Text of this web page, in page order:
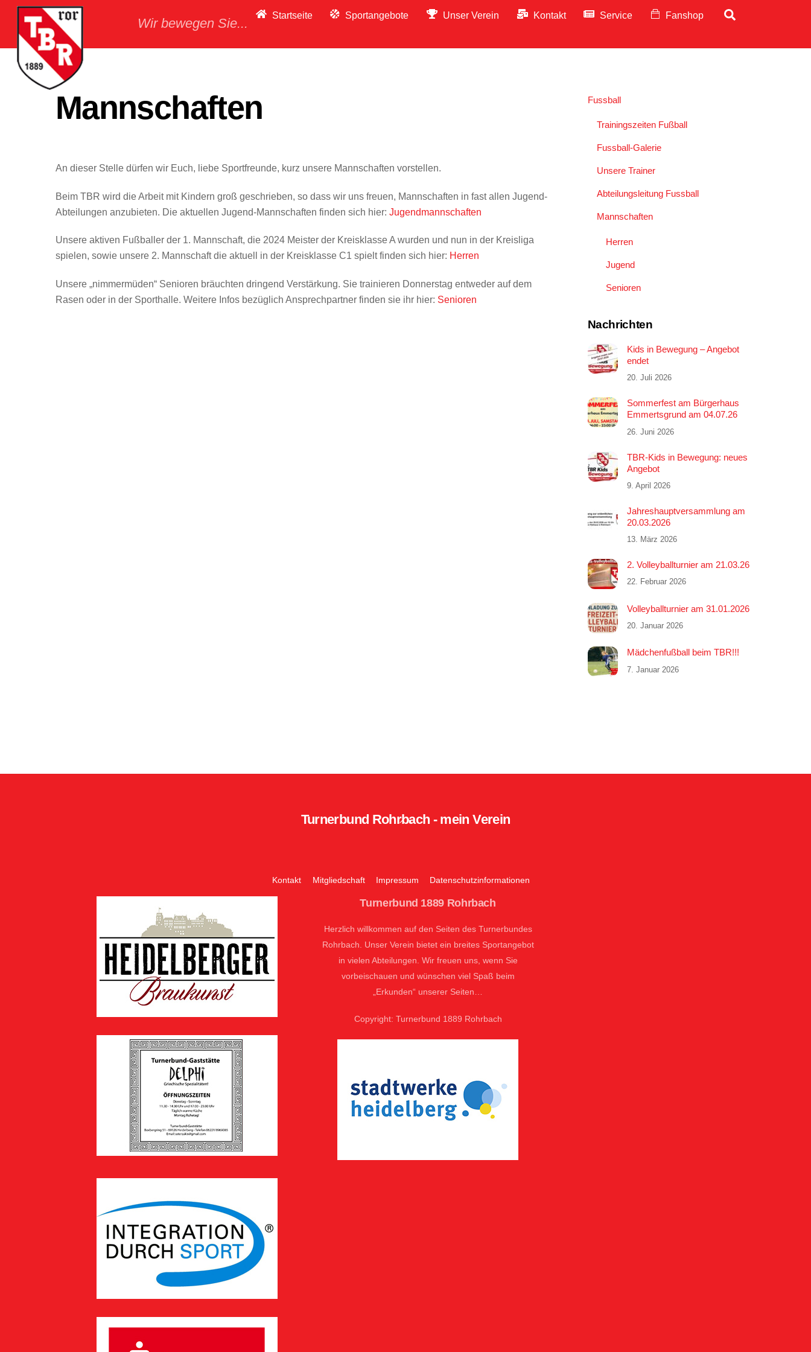
Skip
content
Wir bewegen Sie...
Startseite Sportangebote Unser Verein Kontakt Service Fanshop
Mannschaften
An dieser Stelle dürfen wir Euch, liebe Sportfreunde, kurz unsere Mannschaften vorstellen.
Beim TBR wird die Arbeit mit Kindern groß geschrieben, so dass wir uns freuen, Mannschaften in fast allen Jugend-
Abteilungen anzubieten. Die aktuellen Jugend-Mannschaften finden sich hier: Jugendmannschaften
Unsere aktiven Fußballer der 1. Mannschaft, die 2024 Meister der Kreisklasse A wurden und nun in der Kreisliga
spielen, sowie unsere 2. Mannschaft die aktuell in der Kreisklasse C1 spielt finden sich hier: Herren
Unsere „nimmermüden“ Senioren bräuchten dringend Verstärkung. Sie trainieren Donnerstag entweder auf dem
Rasen oder in der Sporthalle. Weitere Infos bezüglich Ansprechpartner finden sie ihr hier: Senioren
Fussball
Trainingszeiten Fußball
Fussball-Galerie
Unsere Trainer
Abteilungsleitung Fussball
Mannschaften
Herren
Jugend
Senioren
Nachrichten
Kids in Bewegung – Angebot
endet
20. Juli 2026
Sommerfest am Bürgerhaus
Emmertsgrund am 04.07.26
26. Juni 2026
TBR-Kids in Bewegung: neues
Angebot
9. April 2026
Jahreshauptversammlung am
20.03.2026
13. März 2026
2. Volleyballturnier am 21.03.26
22. Februar 2026
Volleyballturnier am 31.01.2026
20. Januar 2026
Mädchenfußball beim TBR!!!
7. Januar 2026
Back
Turnerbund Rohrbach - mein Verein
Kontakt Mitgliedschaft Impressum Datenschutzinformationen
Turnerbund 1889 Rohrbach
Herzlich willkommen auf den Seiten des Turnerbundes
Rohrbach. Unser Verein bietet ein breites Sportangebot
in vielen Abteilungen. Wir freuen uns, wenn Sie
vorbeischauen und wünschen viel Spaß beim
„Erkunden“ unserer Seiten…
Copyright: Turnerbund 1889 Rohrbach